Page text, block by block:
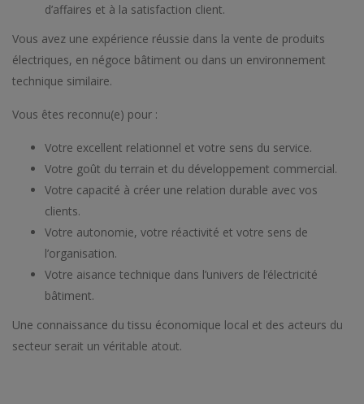
d’affaires et à la satisfaction client.
Vous avez une expérience réussie dans la vente de produits
électriques, en négoce bâtiment ou dans un environnement
technique similaire.
Vous êtes reconnu(e) pour :
Votre excellent relationnel et votre sens du service.
Votre goût du terrain et du développement commercial.
Votre capacité à créer une relation durable avec vos
clients.
Votre autonomie, votre réactivité et votre sens de
l’organisation.
Votre aisance technique dans l’univers de l’électricité
bâtiment.
Une connaissance du tissu économique local et des acteurs du
secteur serait un véritable atout.